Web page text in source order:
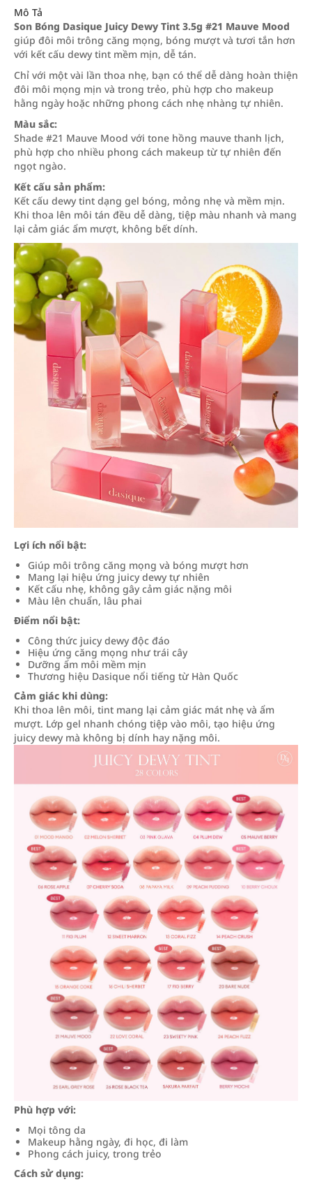
Mô Tả
Son Bóng Dasique Juicy Dewy Tint 3.5g #21 Mauve Mood
giúp đôi môi trông căng mọng, bóng mượt và tươi tắn hơn
với kết cấu dewy tint mềm mịn, dễ tán.
Chỉ với một vài lần thoa nhẹ, bạn có thể dễ dàng hoàn thiện
đôi môi mọng mịn và trong trẻo, phù hợp cho makeup
hằng ngày hoặc những phong cách nhẹ nhàng tự nhiên.
Màu sắc:
Shade #21 Mauve Mood với tone hồng mauve thanh lịch,
phù hợp cho nhiều phong cách makeup từ tự nhiên đến
ngọt ngào.
Kết cấu sản phẩm:
Kết cấu dewy tint dạng gel bóng, mỏng nhẹ và mềm mịn.
Khi thoa lên môi tán đều dễ dàng, tiệp màu nhanh và mang
lại cảm giác ẩm mượt, không bết dính.
Lợi ích nổi bật:
Giúp môi trông căng mọng và bóng mượt hơn
Mang lại hiệu ứng juicy dewy tự nhiên
Kết cấu nhẹ, không gây cảm giác nặng môi
Màu lên chuẩn, lâu phai
Điểm nổi bật:
Công thức juicy dewy độc đáo
Hiệu ứng căng mọng như trái cây
Dưỡng ẩm môi mềm mịn
Thương hiệu Dasique nổi tiếng từ Hàn Quốc
Cảm giác khi dùng:
Khi thoa lên môi, tint mang lại cảm giác mát nhẹ và ẩm
mượt. Lớp gel nhanh chóng tiệp vào môi, tạo hiệu ứng
juicy dewy mà không bị dính hay nặng môi.
Phù hợp với:
Mọi tông da
Makeup hằng ngày, đi học, đi làm
Phong cách juicy, trong trẻo
Cách sử dụng: